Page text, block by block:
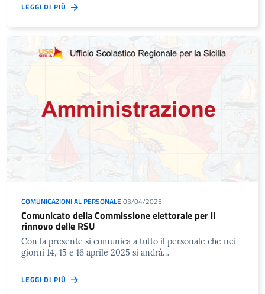
LEGGI DI PIÙ
COMUNICAZIONI AL PERSONALE03/04/2025
Comunicato della Commissione elettorale per il
rinnovo delle RSU
Con la presente si comunica a tutto il personale che nei
giorni 14, 15 e 16 aprile 2025 si andrà…
LEGGI DI PIÙ